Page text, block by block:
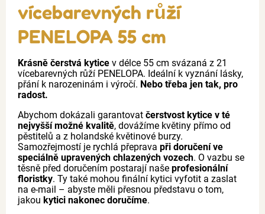
vícebarevných růží
PENELOPA 55 cm
Krásně čerstvá kytice v délce 55 cm svázaná z 21
vícebarevných růží PENELOPA. Ideální k vyznání lásky,
přání k narozeninám i výročí. Nebo třeba jen tak, pro
radost.
Abychom dokázali garantovat čerstvost kytice v té
nejvyšší možné kvalitě, dovážíme květiny přímo od
pěstitelů a z holandské květinové burzy.
Samozřejmostí je rychlá přeprava při doručení ve
speciálně upravených chlazených vozech. O vazbu se
těsně před doručením postarají naše profesionální
floristky. Ty také mohou finální kytici vyfotit a zaslat
na e-mail – abyste měli přesnou představu o tom,
jakou kytici nakonec doručíme.